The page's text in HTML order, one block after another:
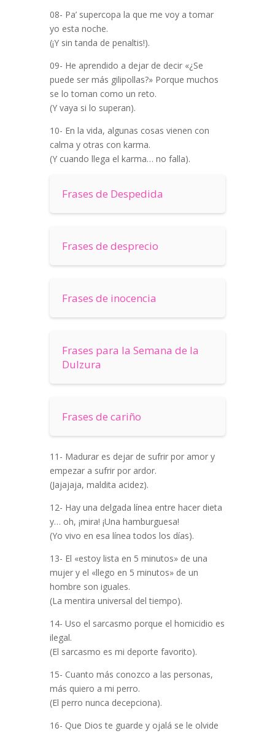
08- Pa’ supercopa la que me voy a tomar
yo esta noche.
(¡Y sin tanda de penaltis!).
09- He aprendido a dejar de decir «¿Se
puede ser más gilipollas?» Porque muchos
se lo toman como un reto.
(Y vaya si lo superan).
10- En la vida, algunas cosas vienen con
calma y otras con karma.
(Y cuando llega el karma… no falla).
Frases de Despedida
Frases de desprecio
Frases de inocencia
Frases para la Semana de la
Dulzura
Frases de cariño
11- Madurar es dejar de sufrir por amor y
empezar a sufrir por ardor.
(Jajajaja, maldita acidez).
12- Hay una delgada línea entre hacer dieta
y… oh, ¡mira! ¡Una hamburguesa!
(Yo vivo en esa línea todos los días).
13- El «estoy lista en 5 minutos» de una
mujer y el «llego en 5 minutos» de un
hombre son iguales.
(La mentira universal del tiempo).
14- Uso el sarcasmo porque el homicidio es
ilegal.
(El sarcasmo es mi deporte favorito).
15- Cuanto más conozco a las personas,
más quiero a mi perro.
(El perro nunca decepciona).
16- Que Dios te guarde y ojalá se le olvide